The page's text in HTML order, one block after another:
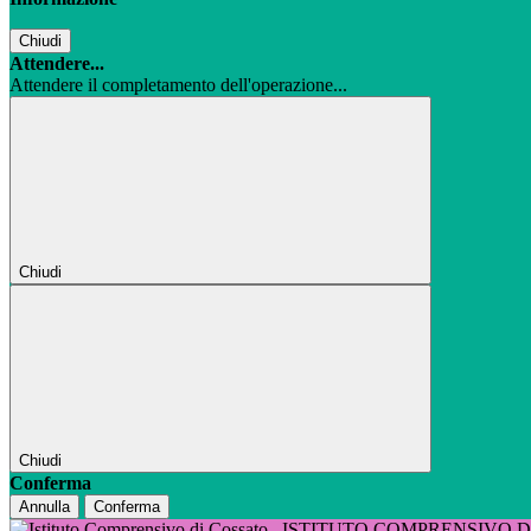
Chiudi
Attendere...
Attendere il completamento dell'operazione...
Chiudi
Chiudi
Conferma
Annulla Conferma